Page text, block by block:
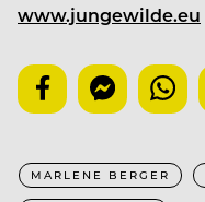
www.jungewilde.eu
MARLENE BERGER